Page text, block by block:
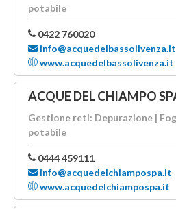
potabile
0422 760020
info@acquedelbassolivenza.it
www.acquedelbassolivenza.it
ACQUE DEL CHIAMPO
Gestione reti: Depurazione |
potabile
0444 459111
info@acquedelchiampospa.it
www.acquedelchiampospa.it